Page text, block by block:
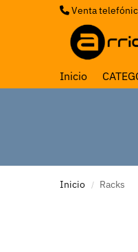
Venta
Inicio
Inicio / Racks